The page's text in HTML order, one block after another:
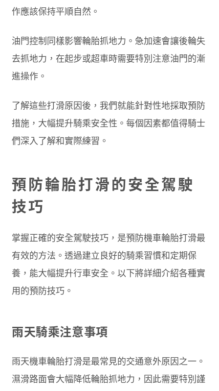
作應該保持平順自然。
油門控制同樣影響輪胎抓地力。急加速會讓後輪失
去抓地力，在起步或超車時需要特別注意油門的漸
進操作。
了解這些打滑原因後，我們就能針對性地採取預防
措施，大幅提升騎乘安全性。每個因素都值得騎士
們深入了解和實際練習。
預防輪胎打滑的安全駕駛
技巧
掌握正確的安全駕駛技巧，是預防機車輪胎打滑最
有效的方法。透過建立良好的騎乘習慣和定期保
養，能大幅提升行車安全。以下將詳細介紹各種實
用的預防技巧。
雨天騎乘注意事項
雨天機車輪胎打滑是最常見的交通意外原因之一。
濕滑路面會大幅降低輪胎抓地力，因此需要特別謹